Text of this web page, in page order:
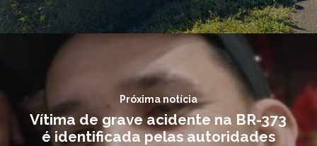
Próxima notícia
Vítima de grave acidente na BR-373
é identificada pelas autoridades